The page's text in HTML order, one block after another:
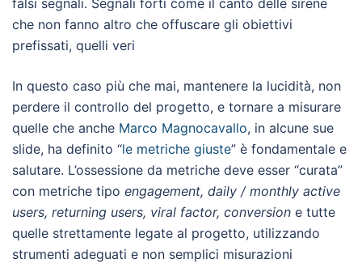
falsi segnali. Segnali forti come il canto delle sirene
che non fanno altro che offuscare gli obiettivi
prefissati, quelli veri
In questo caso più che mai, mantenere la lucidità, non
perdere il controllo del progetto, e tornare a misurare
quelle che anche Marco Magnocavallo, in alcune sue
slide, ha definito “le metriche giuste” è fondamentale e
salutare. L’ossessione da metriche deve esser “curata”
con metriche tipo engagement, daily / monthly active
users, returning users, viral factor, conversion e tutte
quelle strettamente legate al progetto, utilizzando
strumenti adeguati e non semplici misurazioni